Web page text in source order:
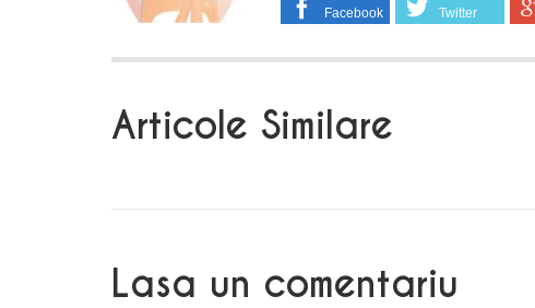
Facebook Twitter
Articole Similare
Lasa un comentariu